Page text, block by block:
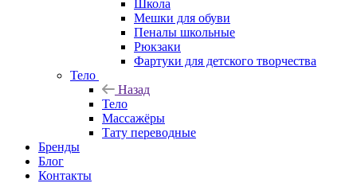
Школа
Мешки для обуви
Пеналы школьные
Рюкзаки
Фартуки для детского творчества
Тело
Назад
Тело
Массажёры
Тату переводные
Бренды
Блог
Контакты